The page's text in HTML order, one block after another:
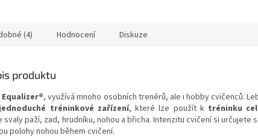
(4) Hodnocení Diskuze
produktu
, využívá mnoho osobních trenérů, ale i hobby cvičenců.
tréninkové zařízení, které lze použít k tréninku
svaly paží, zad, hrudníku, nohou a břicha. Intenzitu cvičení si určujete
polohy nohou během cvičení.